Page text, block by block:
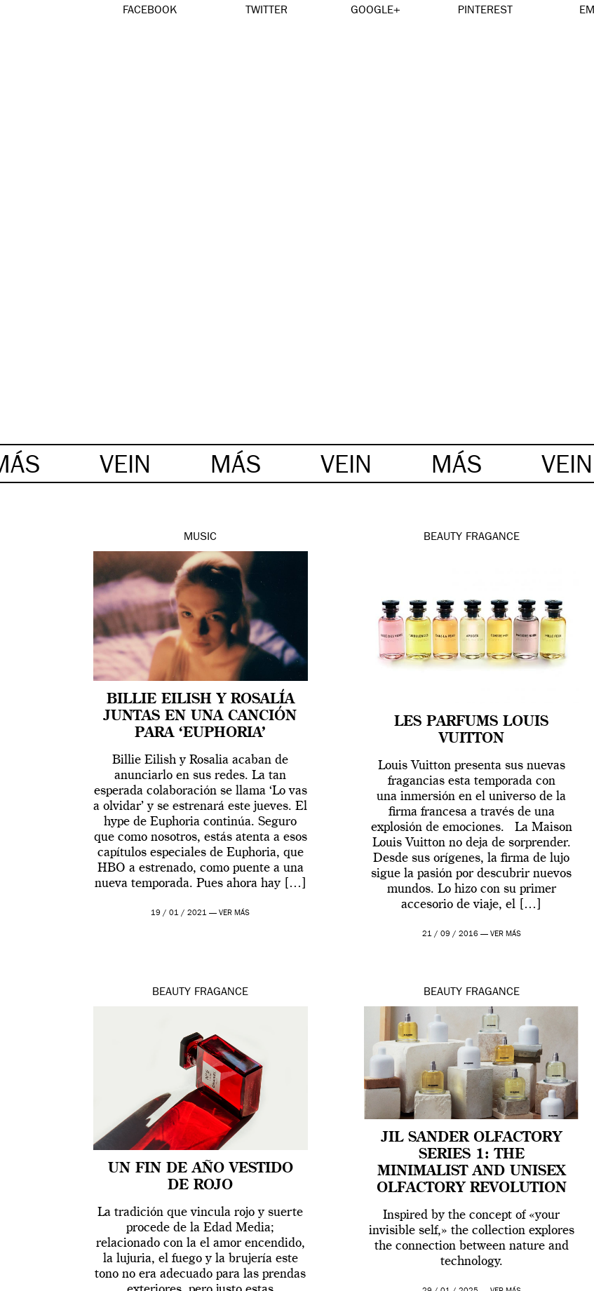
FACEBOOK TWITTER GOOGLE+ PINTEREST
VEIN MÁS VEIN MÁS VEIN
MUSIC
BILLIE EILISH Y ROSALÍA
JUNTAS EN UNA CANCIÓN
PARA ‘EUPHORIA’
Billie Eilish y Rosalia acaban de
anunciarlo en sus redes. La tan
esperada colaboración se llama ‘Lo vas
a olvidar’ y se estrenará este jueves. El
hype de Euphoria continúa. Seguro
que como nosotros, estás atenta a esos
capítulos especiales de Euphoria, que
HBO a estrenado, como puente a una
nueva temporada. Pues ahora hay […]
19 / 01 / 2021 —VER MÁS
BEAUTY FRAGANCE
LES PARFUMS LOUIS
VUITTON
Louis Vuitton presenta sus nuevas
fragancias esta temporada con
una inmersión en el universo de la
firma francesa a través de una
explosión de emociones. La Maison
Louis Vuitton no deja de sorprender.
Desde sus orígenes, la firma de lujo
sigue la pasión por descubrir nuevos
mundos. Lo hizo con su primer
accesorio de viaje, el […]
21 / 09 / 2016 — VER MÁS
BEAUTY FRAGANCE
UN FIN DE AÑO VESTIDO
DE ROJO
La tradición que vincula rojo y suerte
procede de la Edad Media;
relacionado con la el amor encendido,
la lujuria, el fuego y la brujería este
tono no era adecuado para las prendas
BEAUTY FRAGANCE
JIL SANDER OLFACTORY
SERIES 1: THE
MINIMALIST AND UNISEX
OLFACTORY REVOLUTION
Inspired by the concept of «your
invisible self,» the collection explores
the connection between nature and
technology.